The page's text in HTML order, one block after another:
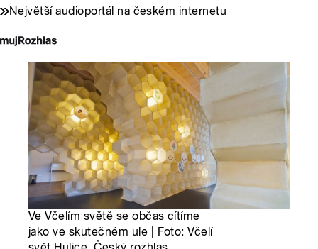
Největší audioportál na českém internetu
Ve Včelím světě se občas cítíme
jako ve skutečném ule | Foto: Včelí